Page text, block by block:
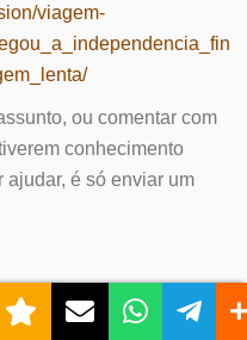
viagem-
ou comentar com
conhecimento
é só enviar um